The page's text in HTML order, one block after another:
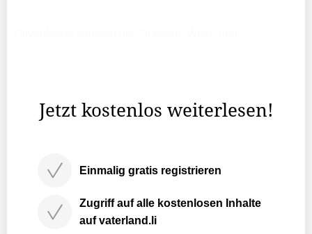
Jetzt kostenlos weiterlesen!
Einmalig gratis registrieren
Zugriff auf alle kostenlosen Inhalte
auf vaterland.li